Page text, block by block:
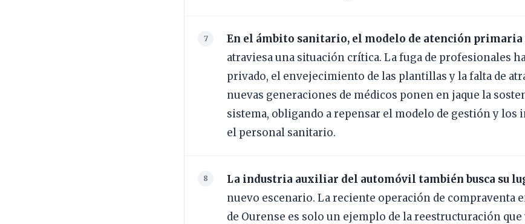
En el ámbito sanitario, el modelo de atención primaria
atraviesa una situación crítica. La fuga de profesionales
privado, el envejecimiento de las plantillas y la falta de
nuevas generaciones de médicos ponen en jaque la
sistema, obligando a repensar el modelo de gestión y los
el personal sanitario.
La industria auxiliar del automóvil también busca su
nuevo escenario. La reciente operación de compraventa
de Ourense es solo un ejemplo de la reestructuración que